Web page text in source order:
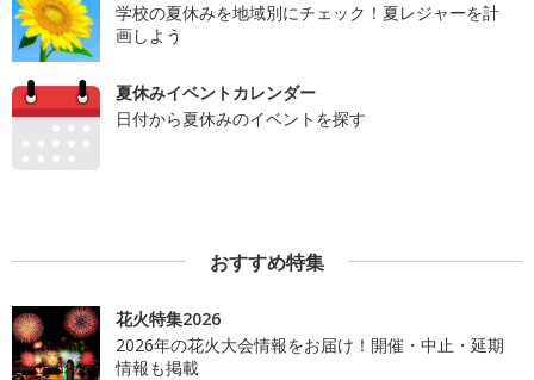
学校の夏休みを地域別にチェック！夏レジャーを計
画しよう
夏休みイベントカレンダー
日付から夏休みのイベントを探す
おすすめ特集
花火特集2026
2026年の花火大会情報をお届け！開催・中止・延期
情報も掲載